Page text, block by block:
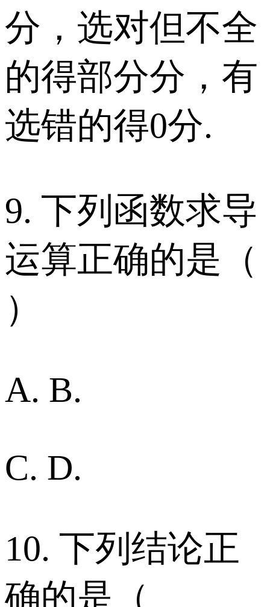
分，选对但不全
的得部分分，有
选错的得0分.
9. 下列函数求导
运算正确的是（
）
A. B.
C. D.
10. 下列结论正
确的是（